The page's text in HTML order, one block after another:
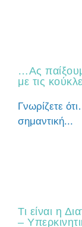
…Ας
με τις
Γνωρίζετε
σημαντική...
Τι είναι η
–